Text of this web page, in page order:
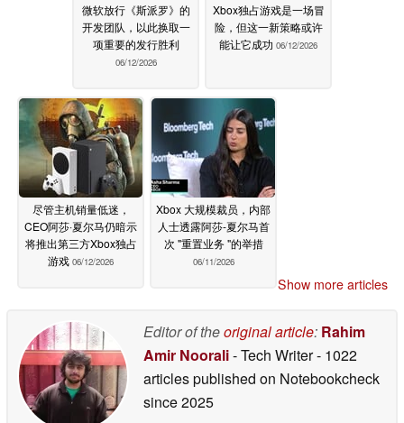
微软放行《斯派罗》的
开发团队，以此换取一
项重要的发行胜利
06/12/2026
Xbox独占游戏是一场冒
险，但这一新策略或许
能让它成功 06/12/2026
尽管主机销量低迷，
CEO阿莎·夏尔马仍暗示
将推出第三方Xbox独占
游戏 06/12/2026
Xbox 大规模裁员，内部
人士透露阿莎-夏尔马首
次 "重置业务 "的举措
06/11/2026
Show more articles
Editor of theoriginal article: Rahim
Amir Noorali- Tech Writer- 1022
articles published on Notebookcheck
since 2025